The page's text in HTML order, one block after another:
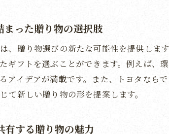
受け取る人の生活を彩るト
トヨタ商品がもたらす持続
上質なアイテムが生み出す
トヨタの特別なギフトで感
まった贈り物の選択肢
、贈り物選びの新たな可能性を提供し
ギフトを選ぶことができます。例えば、
アイデアが満載です。また、トヨタなら
て新しい贈り物の形を提案します。
有する贈り物の魅力